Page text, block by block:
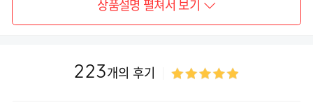
상품설명 펼쳐서 보기
223개의 후기